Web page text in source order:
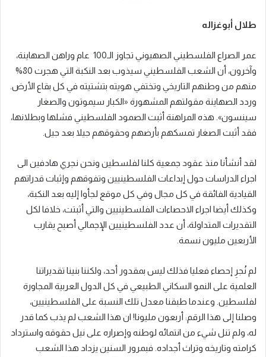
طلال أبوغزاله
عمر الصراع الفلسطيني الصهيوني تجاوز الـ100 عام وراهن الصهاينة،
وآخرون، أن الشعب الفلسطيني سيذوب بعد النكبة التي هجرت 80%
منهم من وطنهم التاريخي وتختفي هويته بتشتيته في كل بقاع الأرض.
وردد الصهاينة مقولتهم المشهورة «الكبار سيموتون والصغار
سينسون». هذه المراهنة أثبت الصمود الفلسطيني فشلها وبطلانها،
فقد أثبت الصغار تمسكهم بأرضهم وحقوقهم جيلا بعد جيل.
لقد أنشأنا منذ عقود جمعية كلنا لفلسطين ونحن نجري هادفين الى
اجراء الدراسات حول إبداعات الفلسطينيين وتفوقهم وإثبات قدراتهم
القيادية الفائقة في كل مجال وفي كل موقع لجأوا إليه بعد النكبة،
وكذلك أيضا اجراء الاحصاءات الفلسطينيين والتي أثبتت، خلافا لكل
التقديرات المتداولة، أن عدد الفلسطينيين الإجمالي أصبح يقارب
الأربعين مليون نسمة.
لم نُجرِ إحصاء فعليا فذلك ليس بمقدور أحد، ولكننا بنينا تقديراتنا
العلمية على النمو السكاني الطبيعي في كل الدول العربية المجاورة
لفلسطين. وعندما طبقنا معدل تلك النسبة على الفلسطينيين،
وصلنا إلى هذا الرقم: أربعون مليونا! ان هذا الشعب لم يذب كما قدر
له، ولم تنل شيء من انتمائه لوطنه وإصراره على نيل حقوقه واسترداد
كرامته وتاريخه وتراث أجداده. فبمرور السنين يزداد هذا الشعب